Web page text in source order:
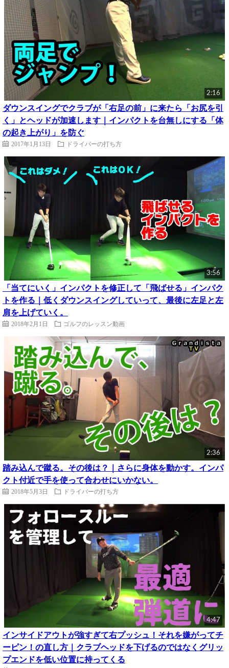
2:16
ダウンスイングでクラブが「右足の前」に来たら「お尻を引
く」とヘッドが加速します｜インパクトを台無しにする「体
の起き上がり」を防ぐ
2017年1月13日 ドライバーの打ち方
3:56
「当てにいく」インパクトを修正して「飛ばせる」インパク
トを作る｜低くダウンスイングしていって、最後に左足と左
肩を上げていく。
2018年2月1日 ゴルフのレッスン動画
2:36
踏み込んで蹴る。その後は？｜さらに身体を動かす。インパ
クト付近で手を使って合わせにいかない。
2018年5月3日 ドライバーの打ち方
4:47
インサイドアウトが強すぎて右プッシュ！それを嫌がってチ
ーピン！の直し方｜クラブヘッドを下げるのではなくグリッ
プエンドを低い位置に持ってくる